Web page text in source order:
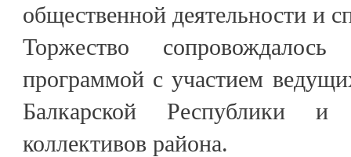
общественной деятельности и
Торжество
программой с участием
Балкарской Республики и
коллективов района.